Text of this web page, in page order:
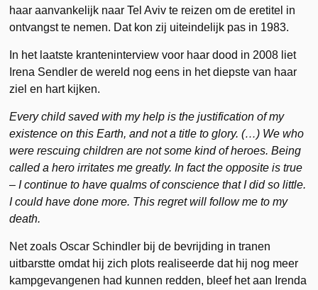
haar aanvankelijk naar Tel Aviv te reizen om de eretitel in
ontvangst te nemen. Dat kon zij uiteindelijk pas in 1983.
In het laatste kranteninterview voor haar dood in 2008 liet
Irena Sendler de wereld nog eens in het diepste van haar
ziel en hart kijken.
Every child saved with my help is the justification of my
existence on this Earth, and not a title to glory. (…) We who
were rescuing children are not some kind of heroes. Being
called a hero irritates me greatly. In fact the opposite is true
– I continue to have qualms of conscience that I did so little.
I could have done more. This regret will follow me to my
death.
Net zoals Oscar Schindler bij de bevrijding in tranen
uitbarstte omdat hij zich plots realiseerde dat hij nog meer
kampgevangenen had kunnen redden, bleef het aan Irenda